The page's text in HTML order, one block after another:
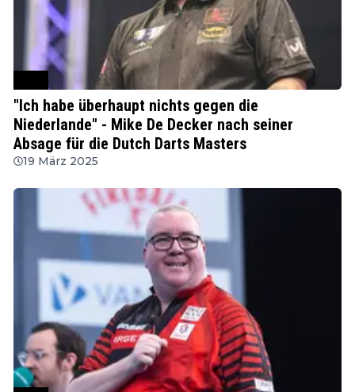
"Ich habe überhaupt nichts gegen die
Niederlande" - Mike De Decker nach seiner
Absage für die Dutch Darts Masters
19 März 2025